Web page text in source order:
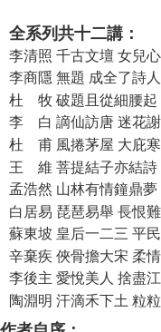
NT$85/order | Free
郵局
NT$85/order | Free
全系列共十二講：
李清照 千古文壇 女兒
李商隱 無題 成全了詩
杜 牧 破題且從細腰起
李 白 謫仙訪唐 迷花
杜 甫 風捲茅屋 大庇
王 維 菩提結子亦結詩
孟浩然 山林有情鐘鼎夢
白居易 琵琶易舉 長恨
蘇東坡 皇后一二三 平
辛棄疾 俠骨擔大宋 柔
李後主 愛悅美人 捨盡
陶淵明 汗滴禾下土 粒